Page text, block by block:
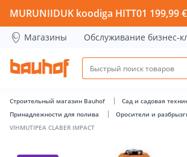
VIHMUTIPEA CLABER IMPACT - Bauhof
MURUNIIDUK koodiga HITT01 199,99 €
Магазины Обслуживание бизнес-
Строительный магазин Bauhof
Сад и садовая
Принадлежности для полива
Оросители и
VIHMUTIPEA CLABER IMPACT